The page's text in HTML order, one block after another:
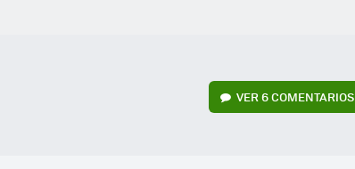
VER6 COMENTARIOS